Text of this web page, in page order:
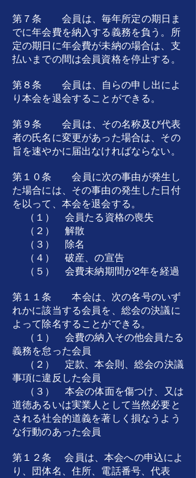
第７条 会員は、毎年所定の期日ま
でに年会費を納入する義務を負う。所
定の期日に年会費が未納の場合は、支
払いまでの間は会員資格を停止する。
第８条 会員は、自らの申し出によ
り本会を退会することができる。
第９条 会員は、その名称及び代表
者の氏名に変更があった場合は、その
旨を速やかに届出なければならない。
第１０条 会員に次の事由が発生し
た場合には、その事由の発生した日付
を以って、本会を退会する。
（１） 会員たる資格の喪失
（２） 解散
（３） 除名
（４） 破産、の宣告
（５） 会費未納期間が2年を経過
第１１条 本会は、次の各号のいず
れかに該当する会員を、総会の決議に
よって除名することができる。
（１） 会費の納入その他会員たる
義務を怠った会員
（２） 定款、本会則、総会の決議
事項に違反した会員
（３） 本会の体面を傷つけ、又は
道徳あるいは実業人として当然必要と
される社会的道義を著しく損なうよう
な行動のあった会員
第１２条 会員は、本会への申込によ
り、団体名、住所、電話番号、代表